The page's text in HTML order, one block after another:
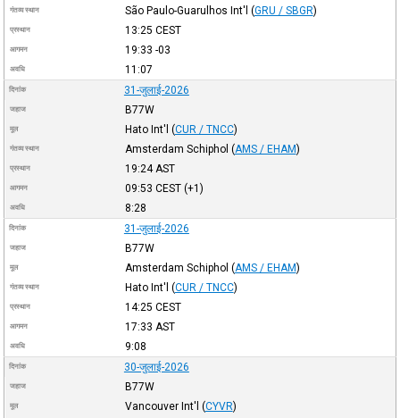
गंतव्य स्थान São Paulo-Guarulhos Int'l (GRU / SBGR)
प्रस्थान 13:25 CEST
आगमन 19:33 -03
अवधि 11:07
दिनांक 31-जुलाई-2026
जहाज B77W
मूल Hato Int'l (CUR / TNCC)
गंतव्य स्थान Amsterdam Schiphol (AMS / EHAM)
प्रस्थान 19:24 AST
आगमन 09:53 CEST(+1)
अवधि 8:28
दिनांक 31-जुलाई-2026
जहाज B77W
मूल Amsterdam Schiphol (AMS / EHAM)
गंतव्य स्थान Hato Int'l (CUR / TNCC)
प्रस्थान 14:25 CEST
आगमन 17:33 AST
अवधि 9:08
दिनांक 30-जुलाई-2026
जहाज B77W
मूल Vancouver Int'l (CYVR)